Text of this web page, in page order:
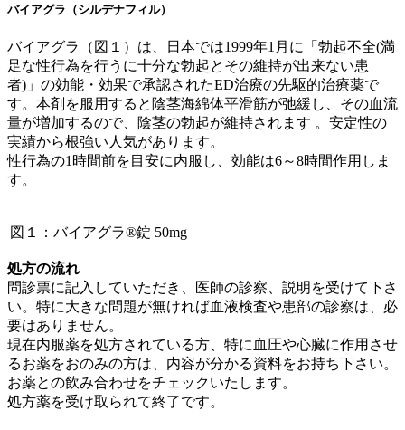
バイアグラ（シルデナフィル）
バイアグラ（図１）は、日本では1999年1月に「勃起不全(満
足な性行為を行うに十分な勃起とその維持が出来ない患
者)」の効能・効果で承認されたED治療の先駆的治療薬で
す。本剤を服用すると陰茎海綿体平滑筋が弛緩し、その血流
量が増加するので、陰茎の勃起が維持されます 。安定性の
実績から根強い人気があります。
性行為の1時間前を目安に内服し、効能は6～8時間作用しま
す。
図１：バイアグラ®錠 50mg
処方の流れ
問診票に記入していただき、医師の診察、説明を受けて下さ
い。特に大きな問題が無ければ血液検査や患部の診察は、必
要はありません。
現在内服薬を処方されている方、特に血圧や心臓に作用させ
るお薬をおのみの方は、内容が分かる資料をお持ち下さい。
お薬との飲み合わせをチェックいたします。
処方薬を受け取られて終了です。